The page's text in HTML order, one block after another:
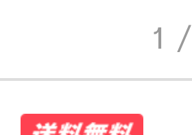
1